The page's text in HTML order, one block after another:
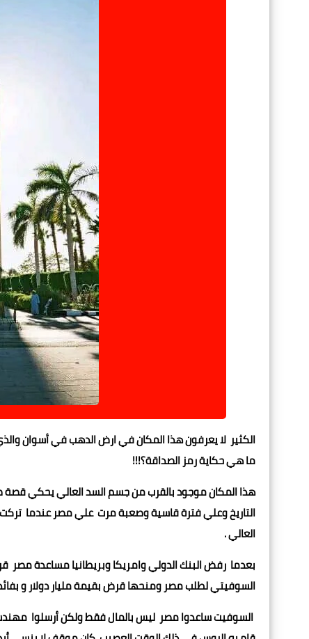
الكثير لا يعرفون هذا المكان في ارض الدهب في أسوان
ما هي حكاية رمز الصداقة؟!!!
هذا المكان موجود بالقرب من جسم السد العالي يحكي
التاريخ وعلي فترة قاسية وصعبة مرت علي مصر عندما
العالي .
بعدما رفض البنك الدولي وامريكا وبريطانيا مساعدة مصر
السوفيتي لطلب مصر ومنحها قرض بقيمة مليار دولار و
السوفيت ساعدوا مصر ليس بالمال فقط ولكن أرسلوا